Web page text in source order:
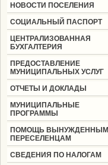
НОВОСТИ ПОСЕЛЕНИЯ
СОЦИАЛЬНЫЙ ПАСПОРТ
ЦЕНТРАЛИЗОВАННАЯ
БУХГАЛТЕРИЯ
ПРЕДОСТАВЛЕНИЕ
МУНИЦИПАЛЬНЫХ УСЛУГ
ОТЧЕТЫ И ДОКЛАДЫ
МУНИЦИПАЛЬНЫЕ
ПРОГРАММЫ
ПОМОЩЬ ВЫНУЖДЕННЫМ
ПЕРЕСЕЛЕНЦАМ
СВЕДЕНИЯ ПО НАЛОГАМ